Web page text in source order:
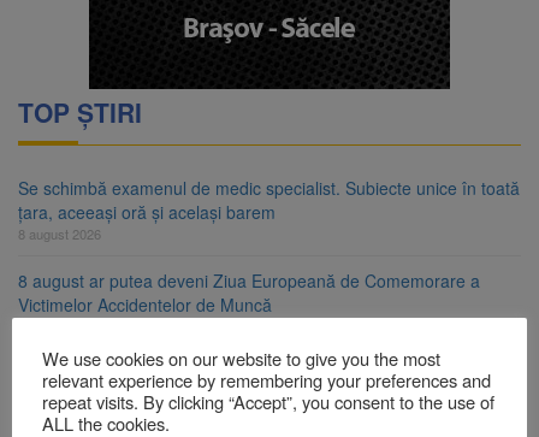
TOP ȘTIRI
Se schimbă examenul de medic specialist. Subiecte unice în toată
țara, aceeași oră și același barem
8 august 2026
8 august ar putea deveni Ziua Europeană de Comemorare a
Victimelor Accidentelor de Muncă
Am început demolarea fostului complex Duplex 91, de lângă Piața
Star
8 august 2026
We use cookies on our website to give you the most
relevant experience by remembering your preferences and
repeat visits. By clicking “Accept”, you consent to the use of
ALL the cookies.